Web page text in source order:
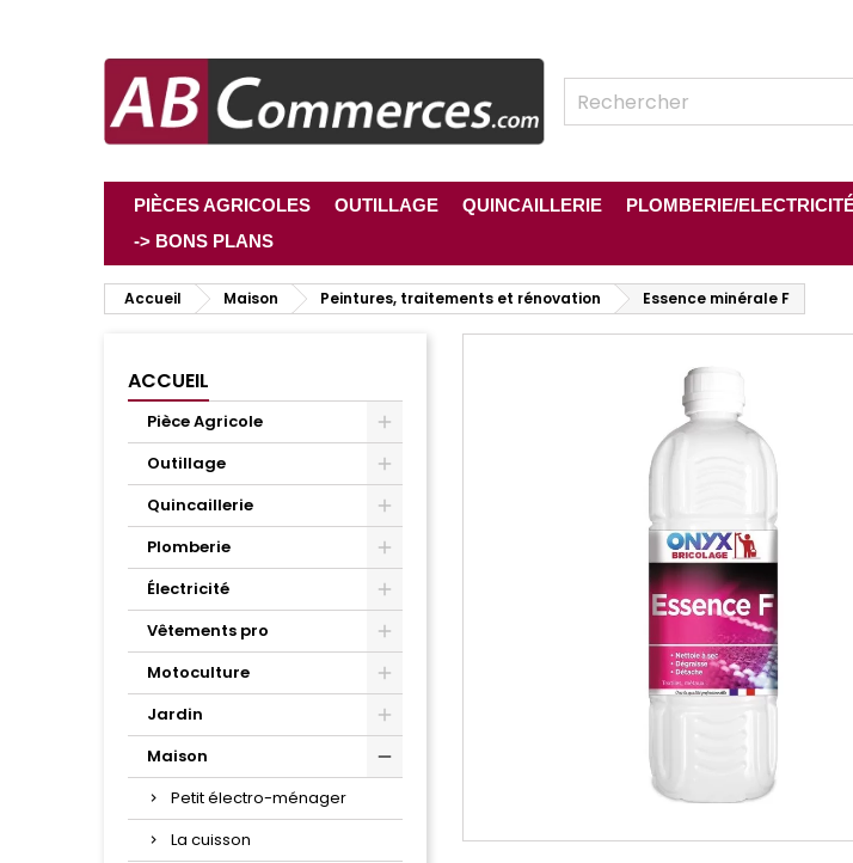
PIÈCES AGRICOLES OUTILLAGE QUINCAILLERIE PLOMBERIE/
-> BONS PLANS
Accueil Maison Peintures, traitements et rénovation Essence minérale F
ACCUEIL
Pièce Agricole
Outillage
Quincaillerie
Plomberie
Électricité
Vêtements pro
Motoculture
Jardin
Maison
Petit électro-ménager
La cuisson